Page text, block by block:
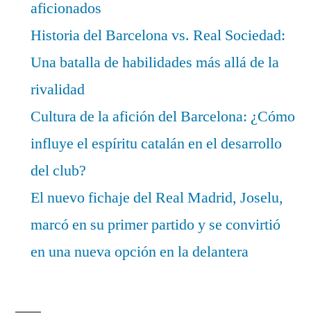
aficionados
Historia del Barcelona vs. Real Sociedad:
Una batalla de habilidades más allá de la
rivalidad
Cultura de la afición del Barcelona: ¿Cómo
influye el espíritu catalán en el desarrollo
del club?
El nuevo fichaje del Real Madrid, Joselu,
marcó en su primer partido y se convirtió
en una nueva opción en la delantera